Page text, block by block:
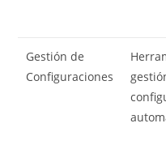
Gestión de
Configuraciones